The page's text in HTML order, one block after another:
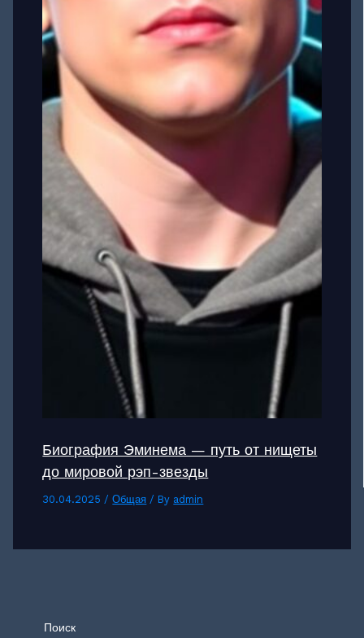
Биография Эминема — путь от нищеты
до мировой рэп-звезды
30.04.2025 /Общая / By admin
Поиск